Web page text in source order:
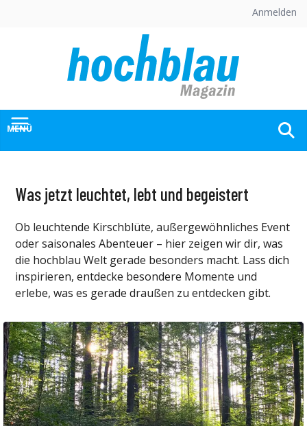
Anmelden
MENÜ
Was jetzt leuchtet, lebt und begeistert
Ob leuchtende Kirschblüte, außergewöhnliches Event
oder saisonales Abenteuer – hier zeigen wir dir, was
die hochblau Welt gerade besonders macht. Lass dich
inspirieren, entdecke besondere Momente und
erlebe, was es gerade draußen zu entdecken gibt.